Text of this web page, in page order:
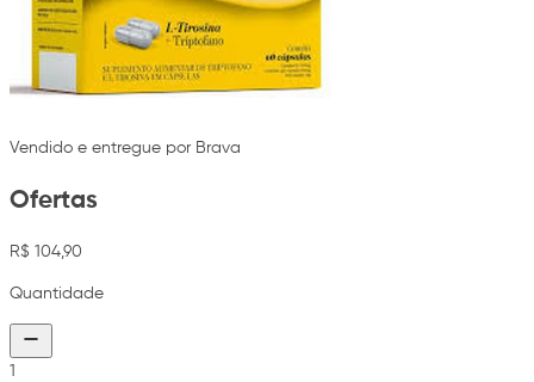
Vendido e entregue por Brava
Ofertas
R$ 104,90
Quantidade
1